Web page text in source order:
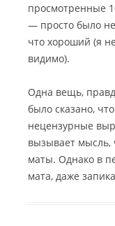
просмотренные
— просто было
что хороший (я
видимо).
Одна вещь,
было сказано,
нецензурные
вызывает мысль,
маты. Однако в
мата, даже